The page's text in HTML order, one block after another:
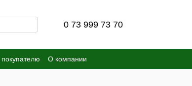
0 73 999 73 70
О компании